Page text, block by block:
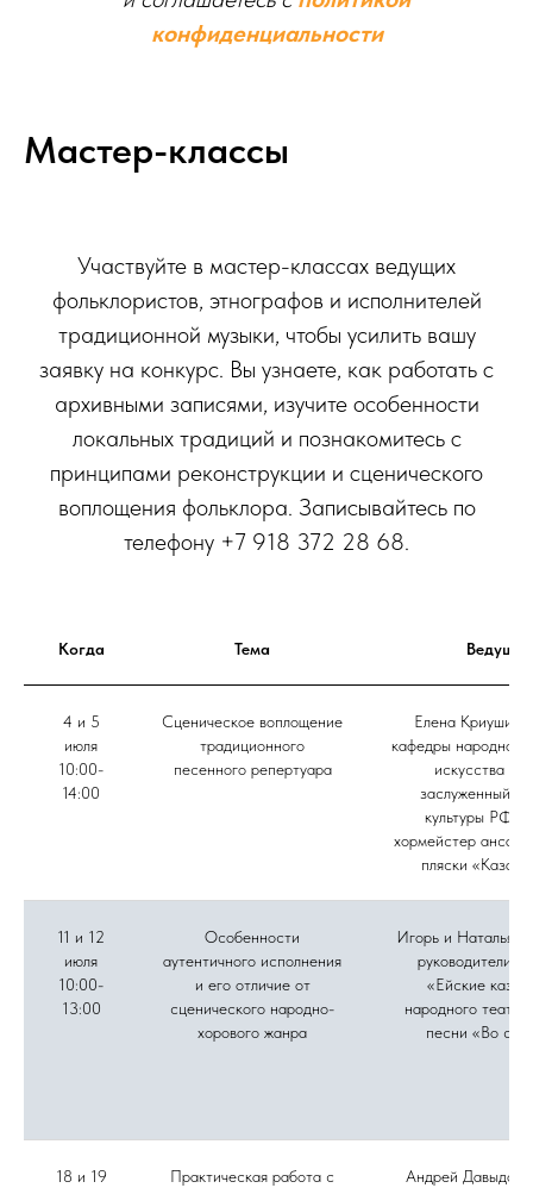
конфиденциальности
Мастер-классы
Участвуйте в мастер-классах ведущих
фольклористов, этнографов и исполнителей
традиционной музыки, чтобы усилить вашу
заявку на конкурс. Вы узнаете, как работать с
архивными записями, изучите особенности
локальных традиций и познакомитесь с
принципами реконструкции и сценического
воплощения фольклора. Записывайтесь по
телефону +7 918 372 28 68.
Когда Тема Ведущие
4 и 5
июля
10:00-
14:00
Сценическое воплощение
традиционного
песенного репертуара
Елена
кафедры народного
искусства
заслуженный
культуры РФ,
хормейстер
пляски
11 и 12
июля
10:00-
13:00
Особенности
аутентичного исполнения
и его отличие от
сценического народно-
хорового жанра
Игорь и Наталья
руководители
«Ейские
народного театра
песни «Во
18 и 19
Практическая работа с
Андрей Давыдов,